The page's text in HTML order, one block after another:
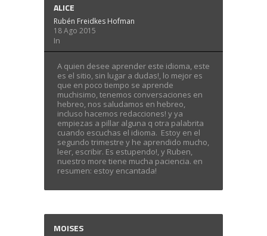
ALICE
Rubén Freidkes Hofman
18 Ago 2015
In
A quien desee aprender este idioma, este
es el sitio, sin lugar a dudas!, lo mejor es
que en poco tiempo se aprende
muchisimo, tenemos conversaciones en
hebreo, nos saludamos en hebreo,
incluso hacemos redacciones! y ya
empiezas a pillar alguna q otra palabrita
cuando escuchas el idioma. Estoy en el
segundo trimestre y he aprendido mucho,
leer, escribir. Es estupendo!, y Ruben,
nuestro more tiene mucha paciencia. en
resumen: estoy encantada!
MOISES